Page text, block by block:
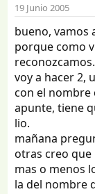
o
r
e
l
t
e
m
i
n
c
i
o
19 Junio 2005
bueno, vamos
porque como
reconozcamos.
voy a hacer 2,
con el nombre
apunte, tiene
lio.
mañana
otras creo que
mas o menos
la del nombre